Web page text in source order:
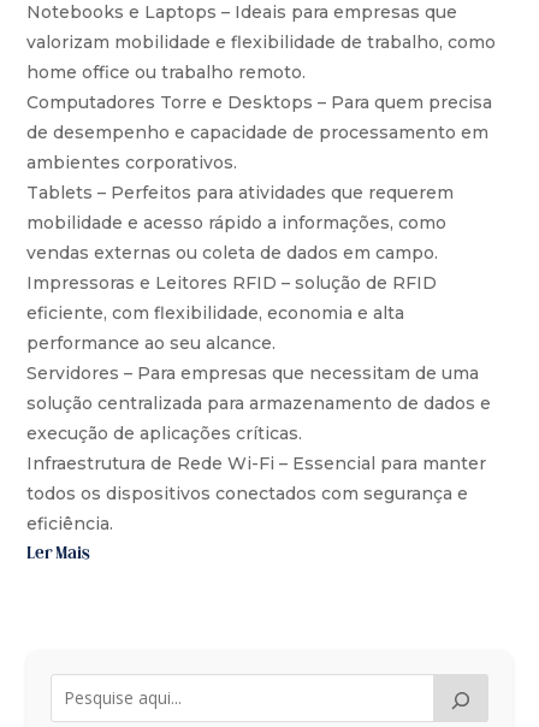
Notebooks e Laptops – Ideais para empresas que
valorizam mobilidade e flexibilidade de trabalho, como
home office ou trabalho remoto.
Computadores Torre e Desktops – Para quem precisa
de desempenho e capacidade de processamento em
ambientes corporativos.
Tablets – Perfeitos para atividades que requerem
mobilidade e acesso rápido a informações, como
vendas externas ou coleta de dados em campo.
Impressoras e Leitores RFID – solução de RFID
eficiente, com flexibilidade, economia e alta
performance ao seu alcance.
Servidores – Para empresas que necessitam de uma
solução centralizada para armazenamento de dados e
execução de aplicações críticas.
Infraestrutura de Rede Wi-Fi – Essencial para manter
todos os dispositivos conectados com segurança e
eficiência.
Ler Mais